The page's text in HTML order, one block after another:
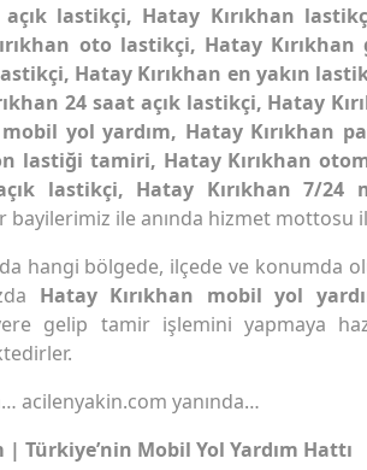
açık lastikçi, Hatay Kırıkhan
oto lastikçi, Hatay Kırıkhan
Hatay Kırıkhan en yakın
24 saat açık lastikçi, Hatay
mobil yol yardım, Hatay Kırıkhan
lastiği tamiri, Hatay Kırıkhan
lastikçi, Hatay Kırıkhan 7/
bayilerimiz ile anında hizmet mottosu
da hangi bölgede, ilçede ve konumda
Hatay Kırıkhan mobil yol
gelip tamir işlemini yapmaya
acilenyakin.com yanında…
Türkiye’nin Mobil Yol Yardım Hattı